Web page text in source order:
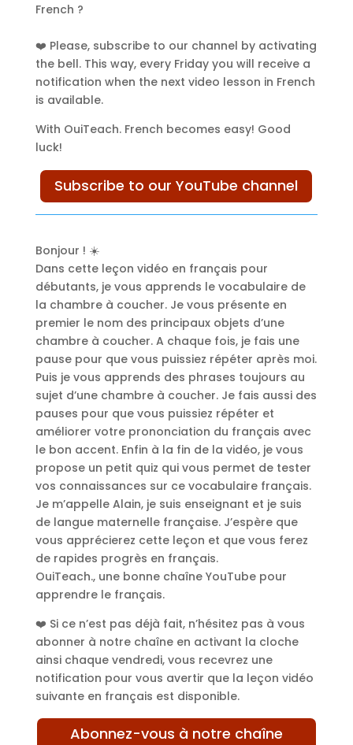
French ?
❤️ Please, subscribe to our channel by activating
the bell. This way, every Friday you will receive a
notification when the next video lesson in French
is available.
With OuiTeach. French becomes easy! Good
luck!
Subscribe to our YouTube channel
Bonjour ! ☀️
Dans cette leçon vidéo en français pour
débutants, je vous apprends le vocabulaire de
la chambre à coucher. Je vous présente en
premier le nom des principaux objets d’une
chambre à coucher. A chaque fois, je fais une
pause pour que vous puissiez répéter après moi.
Puis je vous apprends des phrases toujours au
sujet d’une chambre à coucher. Je fais aussi des
pauses pour que vous puissiez répéter et
améliorer votre prononciation du français avec
le bon accent. Enfin à la fin de la vidéo, je vous
propose un petit quiz qui vous permet de tester
vos connaissances sur ce vocabulaire français.
Je m’appelle Alain, je suis enseignant et je suis
de langue maternelle française. J’espère que
vous apprécierez cette leçon et que vous ferez
de rapides progrès en français.
OuiTeach., une bonne chaîne YouTube pour
apprendre le français.
❤️ Si ce n’est pas déjà fait, n’hésitez pas à vous
abonner à notre chaîne en activant la cloche
ainsi chaque vendredi, vous recevrez une
notification pour vous avertir que la leçon vidéo
suivante en français est disponible.
Abonnez-vous à notre chaîne